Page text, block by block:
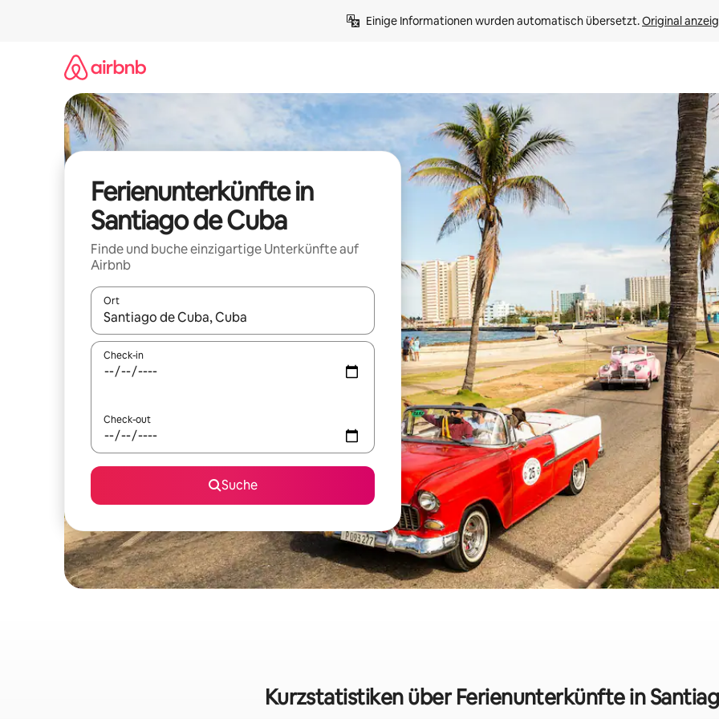
Einige Informationen wurden automatisch übersetzt. Original
Ferienunterkünfte in
Santiago de Cuba
Finde und buche einzigartige Unterkünfte auf
Airbnb
Ort
Wenn Ergebnisse verfügbar sind, navigiere mit den Pfeiltasten nach oben und unten oder erkunde die Ergebnisse
Check-in
Check-out
Suche
Kurzstatistiken über Ferienunterkünfte in